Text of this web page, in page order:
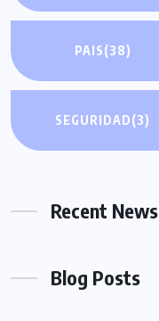
PAIS(38)
SEGURIDAD(3)
Recent News
Blog Posts